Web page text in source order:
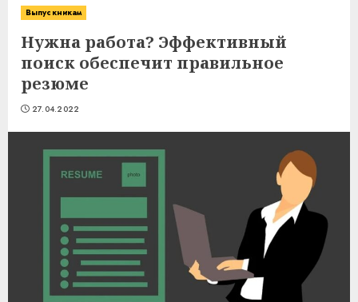
Выпускникам
Нужна работа? Эффективный
поиск обеспечит правильное
резюме
27.04.2022